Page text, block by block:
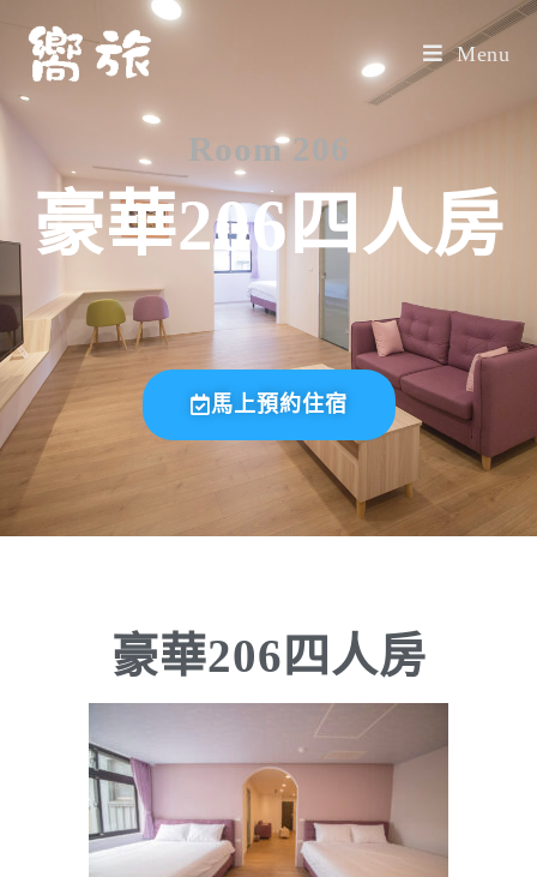
Menu
Room 206
豪華206四人房
馬上預約住宿
豪華206四人房